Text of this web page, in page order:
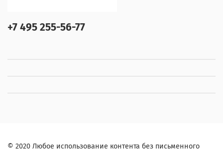
+7 495 255-56-77
© 2020 Любое использование контента без письменного